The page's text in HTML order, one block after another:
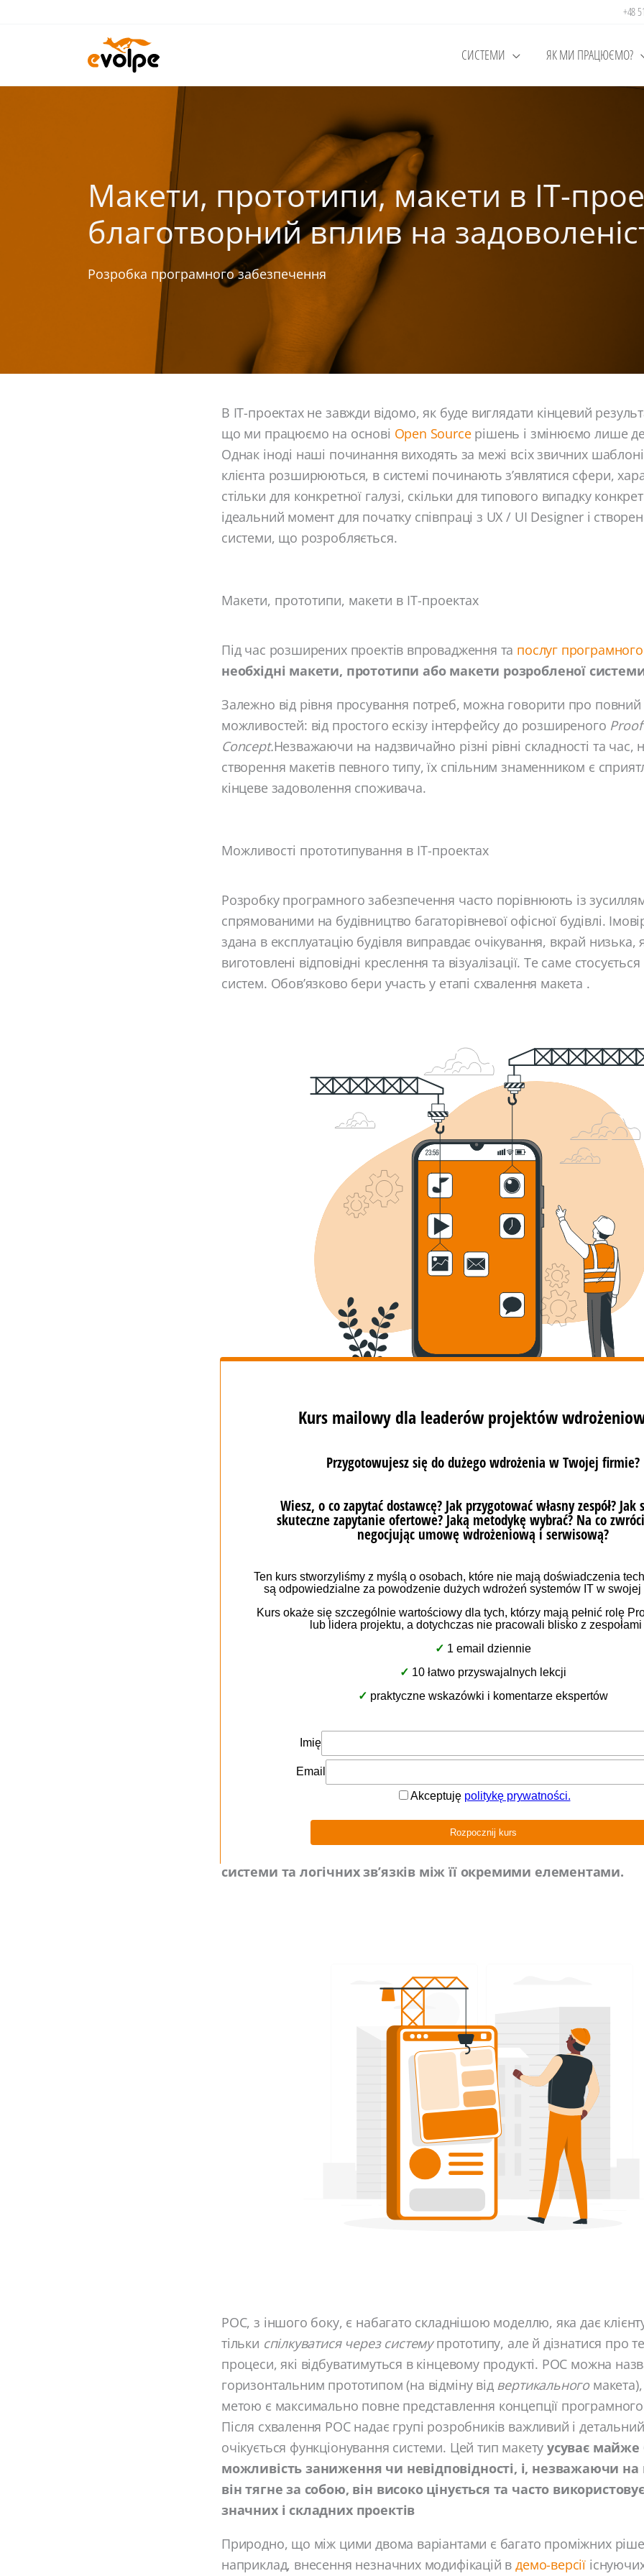
+48
СИСТЕМИ ЯК МИ ПРАЦЮЄМО?
Макети, прототипи, макети в ІТ-
благотворний вплив на
Розробка програмного забезпечення
В ІТ-проектах не завжди відомо, як буде виглядати кінцевий
що ми працюємо на основі Open Sourceрішень і змінюємо лише
Однак іноді наші починання виходять за межі всіх звичних
клієнта розширюються, в системі починають з’являтися сфери,
стільки для конкретної галузі, скільки для типового випадку
ідеальний момент для початку співпраці з UX / UI Designer і
системи, що розробляється.
Макети, прототипи, макети в ІТ-проектах
Під час розширених проектів впровадження та послуг
необхідні макети, прототипи або макети розробленої
Залежно від рівня просування потреб, можна говорити про повний
можливостей: від простого ескізу інтерфейсу до розширеного
Concept.Незважаючи на надзвичайно різні рівні складності та час,
створення макетів певного типу, їх спільним знаменником є
кінцеве задоволення споживача.
Можливості прототипування в ІТ-проектах
Розробку програмного забезпечення часто порівнюють із
спрямованими на будівництво багаторівневої офісної будівлі.
здана в експлуатацію будівля виправдає очікування, вкрай
виготовлені відповідні креслення та візуалізації. Те саме
систем. Обов’язково бери участь у етапі схвалення макета .
Пам’ятай, що чим більший обсяг нестандартної функціональності,
рамках проекту, тим більша потреба створити ескіз або прототип,
клієнту зіставити результати роботи аналітиків зі своїми ідеями та
Навіть така, здавалося б, проста річ, як презентація інтерфейсу
підготовленої платформи, дозволяє подолати можливу дистанцію
клієнтів також є можливість створити доказ концепції (POC), тобто
програмного забезпечення, який працює на певному рівні,
одержувачу перевірити цільову функціональність, практично не
для будь-якого заниження. Щоб ще більше наблизити ідею макетів
забезпечення, розглянемо ці два крайніх варіанти.
Макет — це, по суті, набір візуалізацій інтерфейсу користувача,
демонстрації ключових функцій на конкретних прикладах без
, оскільки він дозволяє глядачеві дивитися на
Макети особливо корисні для визначення
системи та логічних зв’язків між її окремими елементами.
POC, з іншого боку, є набагато складнішою моделлю, яка дає
тільки спілкуватися через системупрототипу, але й дізнатися про
процеси, які відбуватимуться в кінцевому продукті. POC можна
горизонтальним прототипом (на відміну від вертикальногомакета),
метою є максимально повне представлення концепції
Після схвалення POC надає групі розробників важливий і
очікується функціонування системи. Цей тип макету усуває майже
можливість заниження чи невідповідності, і, незважаючи на
він тягне за собою, він високо цінується та часто
значних і складних проектів
Природно, що між цими двома варіантами є багато проміжних
наприклад, внесення незначних модифікацій вдемо-версії